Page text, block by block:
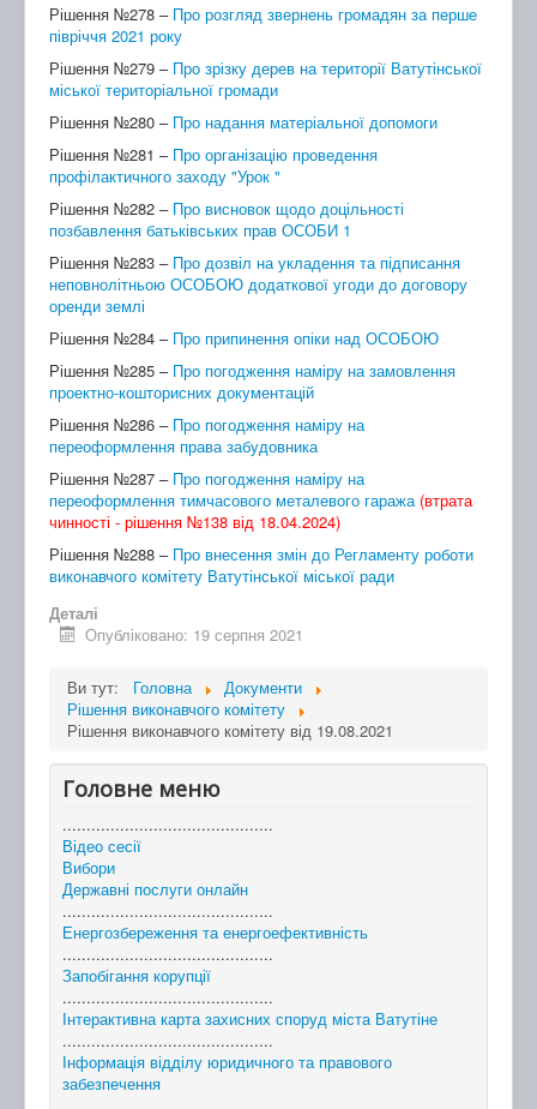
Рішення №278 – Про розгляд звернень громадян за перше
півріччя 2021 року
Рішення №279 – Про зрізку дерев на території Ватутінської
міської територіальної громади
Рішення №280 – Про надання матеріальної допомоги
Рішення №281 – Про організацію проведення
профілактичного заходу "Урок "
Рішення №282 – Про висновок щодо доцільності
позбавлення батьківських прав ОСОБИ 1
Рішення №283 – Про дозвіл на укладення та підписання
неповнолітньою ОСОБОЮ додаткової угоди до договору
оренди землі
Рішення №284 – Про припинення опіки над ОСОБОЮ
Рішення №285 – Про погодження наміру на замовлення
проектно-кошторисних документацій
Рішення №286 – Про погодження наміру на
переоформлення права забудовника
Рішення №287 – Про погодження наміру на
переоформлення тимчасового металевого гаража (втрата
чинності - рішення №138 від 18.04.2024)
Рішення №288 – Про внесення змін до Регламенту роботи
виконавчого комітету Ватутінської міської ради
Деталі
Опубліковано: 19 серпня 2021
Ви тут: Головна
Документи
Рішення виконавчого комітету
Рішення виконавчого комітету від 19.08.2021
Головне меню
............................................
Відео сесії
Вибори
Державні послуги онлайн
............................................
Енергозбереження та енергоефективність
............................................
Запобігання корупції
............................................
Інтерактивна карта захисних споруд міста Ватутіне
............................................
Інформація відділу юридичного та правового
забезпечення